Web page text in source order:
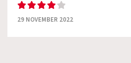
29 NOVEMBER 2022